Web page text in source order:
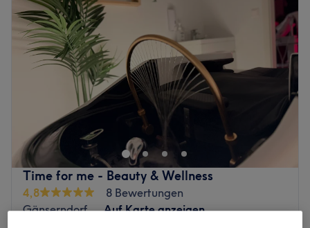
Time for me - Beauty & Wellness
4,8
8 Bewertungen
Gänserndorf
Auf Karte anzeigen